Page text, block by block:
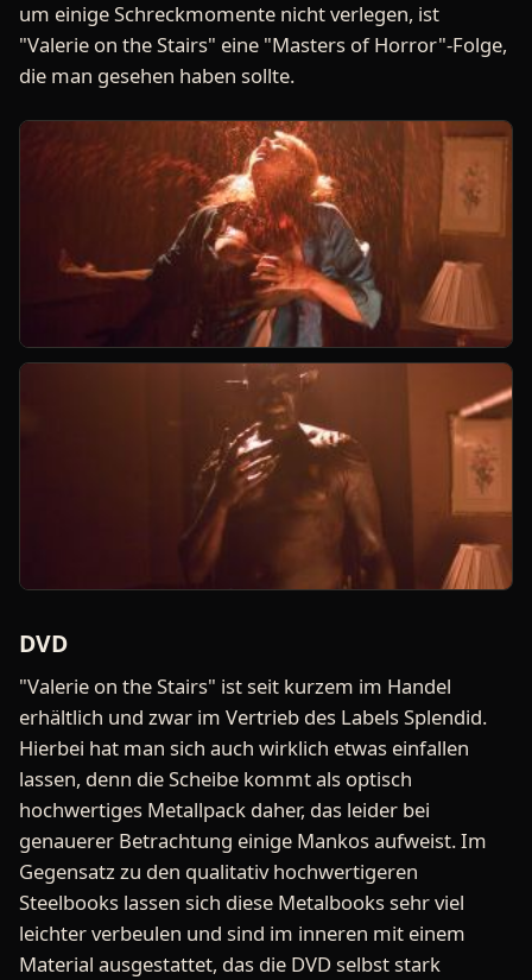
um einige Schreckmomente nicht verlegen, ist
"Valerie on the Stairs" eine "Masters of Horror"-Folge,
die man gesehen haben sollte.
DVD
"Valerie on the Stairs" ist seit kurzem im Handel
erhältlich und zwar im Vertrieb des Labels Splendid.
Hierbei hat man sich auch wirklich etwas einfallen
lassen, denn die Scheibe kommt als optisch
hochwertiges Metallpack daher, das leider bei
genauerer Betrachtung einige Mankos aufweist. Im
Gegensatz zu den qualitativ hochwertigeren
Steelbooks lassen sich diese Metalbooks sehr viel
leichter verbeulen und sind im inneren mit einem
Material ausgestattet, das die DVD selbst stark